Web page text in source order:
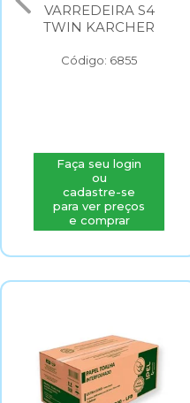
VARREDEIRA S4
TWIN KARCHER
Código: 6855
Faça seu login
ou
cadastre-se
para ver preços
e comprar